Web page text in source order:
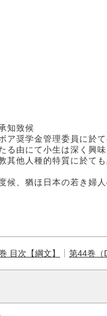
知致候
奨学金管理委員に於
由にて小生は深く興
他人種的特質に於て
、猶ほ日本の若き婦
目次【綱文】 第44巻（